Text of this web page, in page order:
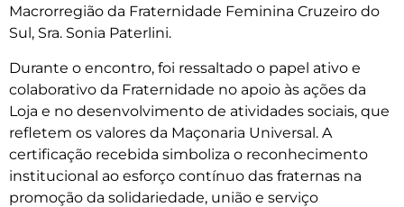
Macrorregião da Fraternidade Feminina Cruzeiro do
Sul, Sra. Sonia Paterlini.
Durante o encontro, foi ressaltado o papel ativo e
colaborativo da Fraternidade no apoio às ações da
Loja e no desenvolvimento de atividades sociais, que
refletem os valores da Maçonaria Universal. A
certificação recebida simboliza o reconhecimento
institucional ao esforço contínuo das fraternas na
promoção da solidariedade, união e serviço